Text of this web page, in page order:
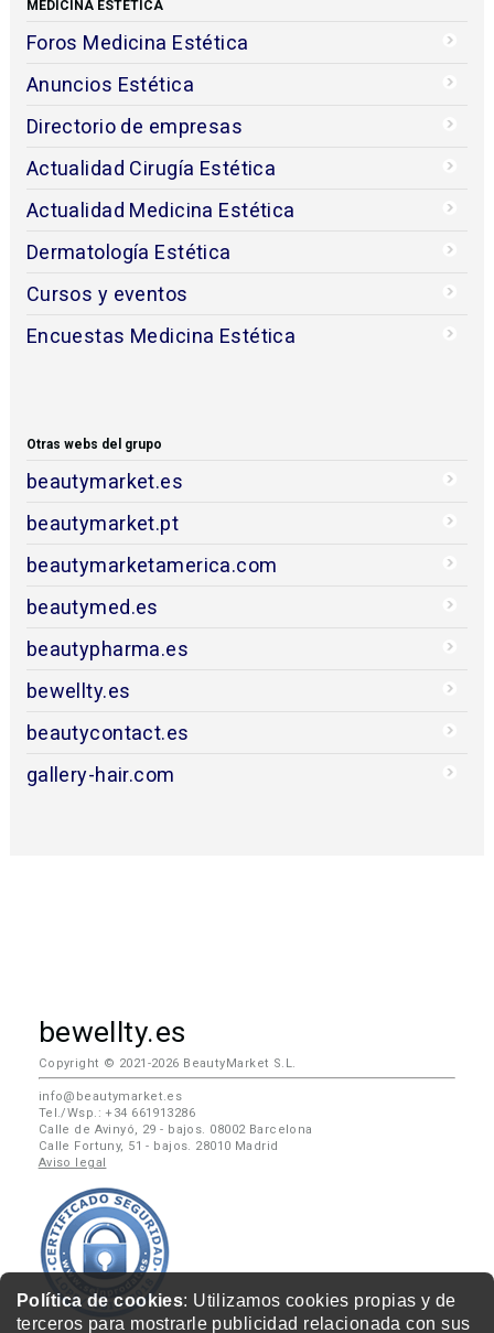
Política de cookies: Utilizamos cookies propias y de
terceros para mostrarle publicidad relacionada con sus
MEDICINA ESTÉTICA
Foros Medicina Estética
Anuncios Estética
Directorio de empresas
Actualidad Cirugía Estética
Actualidad Medicina Estética
Dermatología Estética
Cursos y eventos
Encuestas Medicina Estética
Otras webs del grupo
beautymarket.es
beautymarket.pt
beautymarketamerica.com
beautymed.es
beautypharma.es
bewellty.es
beautycontact.es
gallery-hair.com
bewellty.es
Copyright © 2021-2026 BeautyMarket S.L.
info@beautymarket.es
Tel./Wsp.: +34 661913286
Calle de Avinyó, 29 - bajos. 08002 Barcelona
Calle Fortuny, 51 - bajos. 28010 Madrid
Aviso legal